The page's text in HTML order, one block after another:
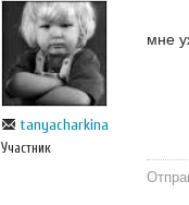
tanyacharkina
Участник
мне